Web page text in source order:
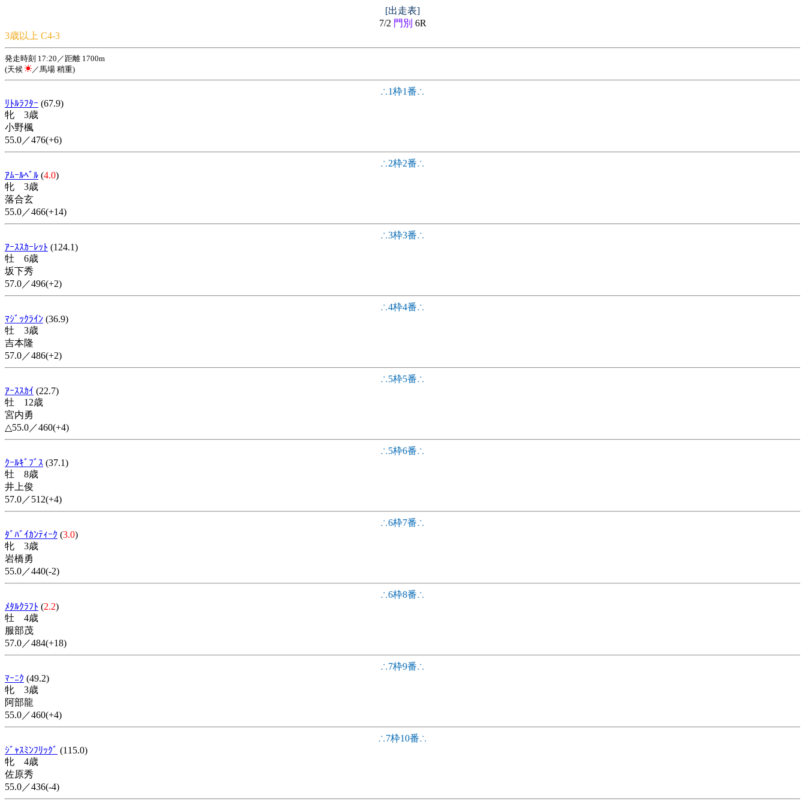
[出走表]
7/2 門別 6R
3歳以上 C4-3
発走時刻 17:20／距離 1700m
(天候
／馬場 稍重)
∴1枠1番∴
ﾘﾄﾙﾗﾌﾀｰ (67.9)
牝 3歳
小野楓
55.0／476(+6)
∴2枠2番∴
ｱﾑｰﾙﾍﾞﾙ (4.0)
牝 3歳
落合玄
55.0／466(+14)
∴3枠3番∴
ｱｰｽｽｶｰﾚｯﾄ (124.1)
牡 6歳
坂下秀
57.0／496(+2)
∴4枠4番∴
ﾏｼﾞｯｸﾗｲﾝ (36.9)
牡 3歳
吉本隆
57.0／486(+2)
∴5枠5番∴
ｱｰｽｽｶｲ (22.7)
牡 12歳
宮内勇
△55.0／460(+4)
∴5枠6番∴
ｸｰﾙｷﾞﾌﾞｽ (37.1)
牡 8歳
井上俊
57.0／512(+4)
∴6枠7番∴
ﾀﾞﾊﾞｲｶﾝﾃｨｰｸ (3.0)
牝 3歳
岩橋勇
55.0／440(-2)
∴6枠8番∴
ﾒﾀﾙｸﾗﾌﾄ (2.2)
牡 4歳
服部茂
57.0／484(+18)
∴7枠9番∴
ﾏｰﾆｸ (49.2)
牝 3歳
阿部龍
55.0／460(+4)
∴7枠10番∴
ｼﾞｬｽﾐﾝﾌﾘｯｸﾞ (115.0)
牝 4歳
佐原秀
55.0／436(-4)